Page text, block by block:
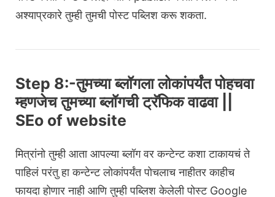
अश्याप्रकारे तुम्ही तुमची पोस्ट पब्लिश करू शकता.
Step 8:-तुमच्या ब्लॉगला लोकांपर्यंत पोहचवा
म्हणजेच तुमच्या ब्लॉगची ट्रॅफिक वाढवा ||
SEo of website
मित्रांनो तुम्ही आता आपल्या ब्लॉग वर कन्टेन्ट कशा टाकायचं ते
पाहिलं परंतु हा कन्टेन्ट लोकांपर्यंत पोचलाच नाहीतर काहीच
फायदा होणार नाही आणि तुम्ही पब्लिश केलेली पोस्ट Google